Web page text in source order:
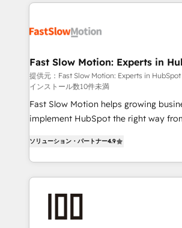
digitaweb.com
design, implement, and optimise
services include: - Choosing the right HubSpot
package for your business - Full CRM, Marketing, and
Sales Hub implementations - Custom dashboards
and reporting - Workflow automation and data
clean-up - Sales enablement and team training -
Leeds and London, we partner with
UK who are ready to turn HubSpot
engine it’s meant to be.
Fast Slow Motion: Experts in
Salesforce
提供元：Fast Slow Motion: Experts in
インストール数10件未満
Fast Slow Motion helps growing
implement HubSpot the right way
Highly certified in both HubSpot and
bring deep experience in CRM
integrations, and data migration
combines strong technical execution
ソリューション・パートナー4.9